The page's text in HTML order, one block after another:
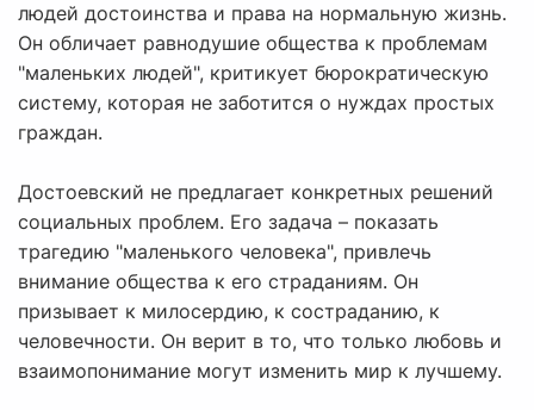
людей достоинства и права на нормальную жизнь.
Он обличает равнодушие общества к проблемам
"маленьких людей", критикует бюрократическую
систему, которая не заботится о нуждах простых
граждан.
Достоевский не предлагает конкретных решений
социальных проблем. Его задача – показать
трагедию "маленького человека", привлечь
внимание общества к его страданиям. Он
призывает к милосердию, к состраданию, к
человечности. Он верит в то, что только любовь и
взаимопонимание могут изменить мир к лучшему.